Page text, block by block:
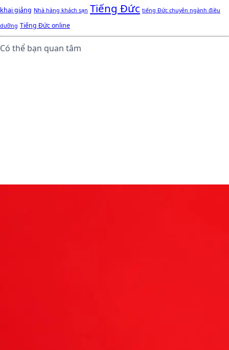
khai giảng Nhà hàng khách sạn Tiếng Đức tiếng Đức chuyên ngành điều
dưỡng Tiếng Đức online
Có thể bạn quan tâm